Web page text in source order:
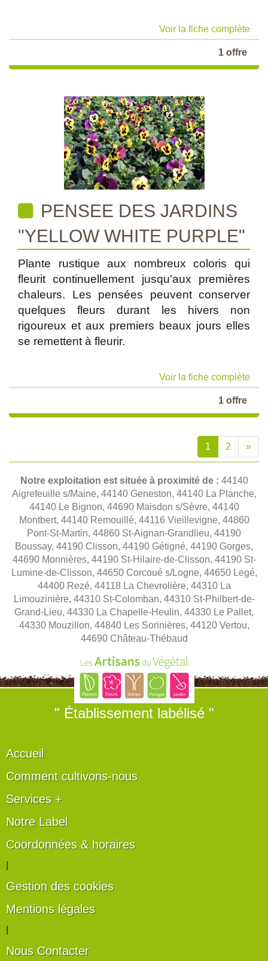
Voir la fiche complète
1 offre
PENSEE DES JARDINS
"YELLOW WHITE PURPLE"
Plante rustique aux nombreux coloris qui
fleurit continuellement jusqu'aux premières
chaleurs. Les pensées peuvent conserver
quelques fleurs durant les hivers non
rigoureux et aux premiers beaux jours elles
se remettent à fleurir.
Voir la fiche complète
1 offre
1 2 »
Notre exploitation est située à proximité de : 44140
Aigrefeuille s/Maine, 44140 Geneston, 44140 La Planche,
44140 Le Bignon, 44690 Maisdon s/Sèvre, 44140
Montbert, 44140 Remouillé, 44116 Vieillevigne, 44860
Pont-St-Martin, 44860 St-Aignan-Grandlieu, 44190
Boussay, 44190 Clisson, 44190 Gétigné, 44190 Gorges,
44690 Monnières, 44190 St-Hilaire-de-Clisson, 44190 St-
Lumine-de-Clisson, 44650 Corcoué s/Logne, 44650 Legé,
44400 Rezé, 44118 La Chevrolière, 44310 La
Limouzinière, 44310 St-Colomban, 44310 St-Philbert-de-
Grand-Lieu, 44330 La Chapelle-Heulin, 44330 Le Pallet,
44330 Mouzillon, 44840 Les Sorinières, 44120 Vertou,
44690 Château-Thébaud
" Établissement labélisé "
Accueil
Comment cultivons-nous
Services +
Notre Label
Coordonnées & horaires
Gestion des cookies
Mentions légales
Nous Contacter